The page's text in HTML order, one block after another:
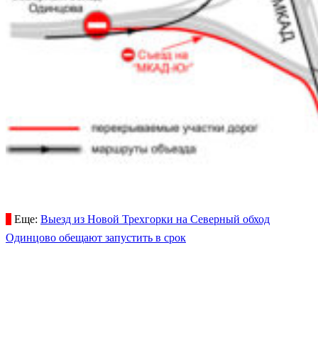
Еще: Выезд из Новой Трехгорки на Северный обход
Одинцово обещают запустить в срок